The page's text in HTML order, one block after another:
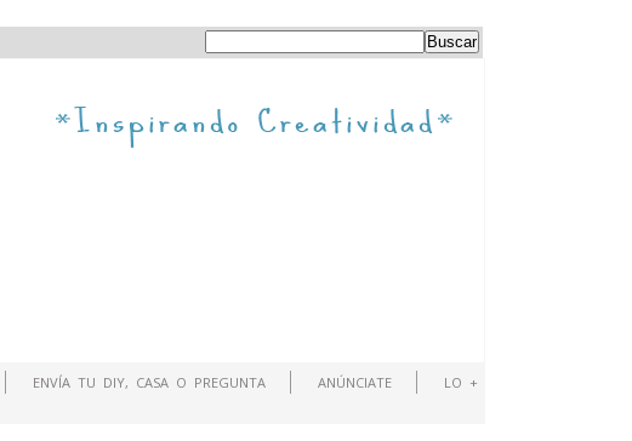
ENVÍA TU DIY, CASA O PREGUNTA ANÚNCIATE
LO +